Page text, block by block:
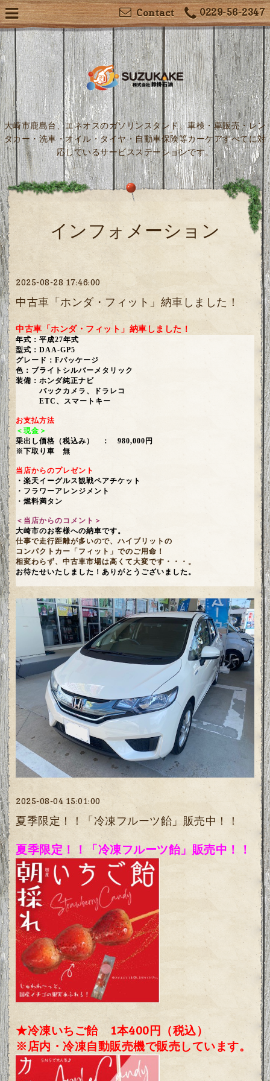
0229-56-2347
Contact
大崎市鹿島台、エネオスのガソリンスタンド。車検・車販売・レン
タカー・洗車・オイル・タイヤ・自動車保険等カーケアすべてに対
応しているサービスステーションです。
インフォメーション
2025-08-28 17:46:00
中古車「ホンダ・フィット」納車しました！
中古車「ホンダ・フィット」納車しました！
年式：平成27年式
型式：DAA-GP5
グレード：Fパッケージ
色：ブライトシルバーメタリック
装備：ホンダ純正ナビ
バックカメラ、ドラレコ
ETC、スマートキー
お支払方法
＜現金＞
乗出し価格（税込み） ： 980,000円
※下取り車 無
当店からのプレゼント
・楽天イーグルス観戦ペアチケット
・フラワーアレンジメント
・燃料満タン
＜当店からのコメント＞
大崎市のお客様への納車です。
仕事で走行距離が多いので、ハイブリットの
コンパクトカー「フィット」でのご用命！
相変わらず、中古車市場は高くて大変です・・・。
お待たせいたしました！ありがとうございました。
2025-08-04 15:01:00
夏季限定！！「冷凍フルーツ飴」販売中！！
夏季限定！！「冷凍フルーツ飴」販売中！！
★冷凍いちご飴 1本400円（税込）
※店内・冷凍自動販売機で販売しています。